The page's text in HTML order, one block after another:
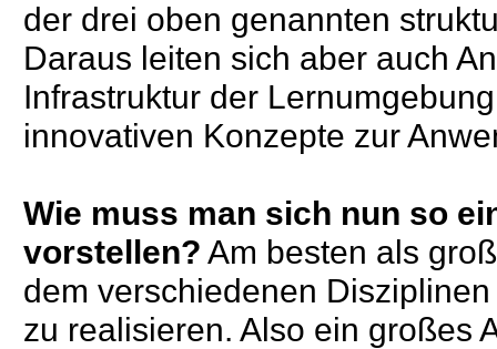
der drei oben genannten
Daraus leiten sich aber auch
Infrastruktur der
innovativen Konzepte zur
Wie muss man sich nun so
vorstellen? Am besten als
dem verschiedenen
zu realisieren. Also ein großes